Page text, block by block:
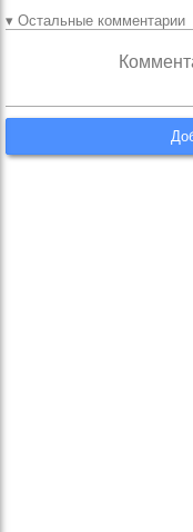
▾ Остальные комментарии